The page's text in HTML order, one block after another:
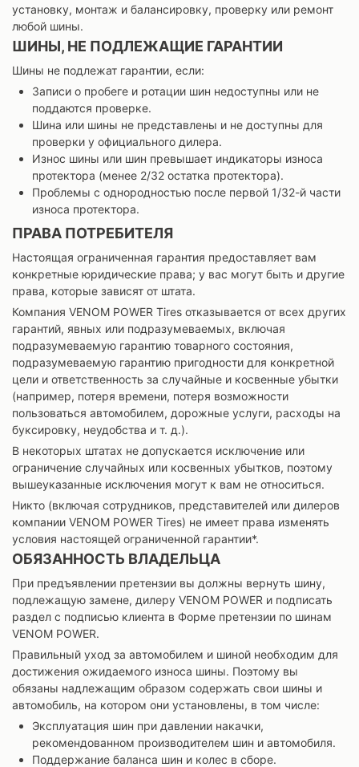
установку, монтаж и балансировку, проверку или ремонт
любой шины.
ШИНЫ, НЕ ПОДЛЕЖАЩИЕ ГАРАНТИИ
Шины не подлежат гарантии, если:
Записи о пробеге и ротации шин недоступны или не
поддаются проверке.
Шина или шины не представлены и не доступны для
проверки у официального дилера.
Износ шины или шин превышает индикаторы износа
протектора (менее 2/32 остатка протектора).
Проблемы с однородностью после первой 1/32-й части
износа протектора.
ПРАВА ПОТРЕБИТЕЛЯ
Настоящая ограниченная гарантия предоставляет вам
конкретные юридические права; у вас могут быть и другие
права, которые зависят от штата.
Компания VENOM POWER Tires отказывается от всех других
гарантий, явных или подразумеваемых, включая
подразумеваемую гарантию товарного состояния,
подразумеваемую гарантию пригодности для конкретной
цели и ответственность за случайные и косвенные убытки
(например, потеря времени, потеря возможности
пользоваться автомобилем, дорожные услуги, расходы на
буксировку, неудобства и т. д.).
В некоторых штатах не допускается исключение или
ограничение случайных или косвенных убытков, поэтому
вышеуказанные исключения могут к вам не относиться.
Никто (включая сотрудников, представителей или дилеров
компании VENOM POWER Tires) не имеет права изменять
условия настоящей ограниченной гарантии*.
ОБЯЗАННОСТЬ ВЛАДЕЛЬЦА
При предъявлении претензии вы должны вернуть шину,
подлежащую замене, дилеру VENOM POWER и подписать
раздел с подписью клиента в Форме претензии по шинам
VENOM POWER.
Правильный уход за автомобилем и шиной необходим для
достижения ожидаемого износа шины. Поэтому вы
обязаны надлежащим образом содержать свои шины и
автомобиль, на котором они установлены, в том числе:
Эксплуатация шин при давлении накачки,
рекомендованном производителем шин и автомобиля.
Поддержание баланса шин и колес в сборе.